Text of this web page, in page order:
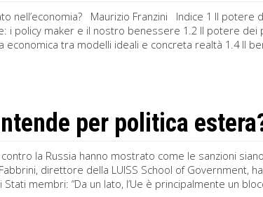
nell’economia? Maurizio Franzini Indice 1 Il potere
i policy maker e il nostro benessere 1.2 Il potere
economica tra modelli ideali e concreta realtà 1.4 Il
per politica
la Russia hanno mostrato come le sanzioni
direttore della LUISS School of Government,
membri: “Da un lato, l’Ue è principalmente un